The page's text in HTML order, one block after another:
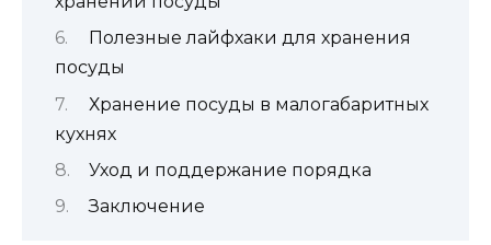
Полезные лайфхаки для хранения
посуды
Хранение посуды в малогабаритных
кухнях
Уход и поддержание порядка
Заключение